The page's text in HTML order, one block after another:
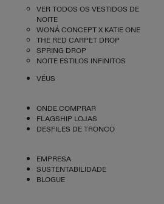
VER TODOS OS VESTIDOS DE
NOITE
WONÁ CONCEPT X KATIE ONE
THE RED CARPET DROP
SPRING DROP
NOITE ESTILOS INFINITOS
VÉUS
ONDE COMPRAR
FLAGSHIP LOJAS
DESFILES DE TRONCO
EMPRESA
SUSTENTABILIDADE
BLOGUE